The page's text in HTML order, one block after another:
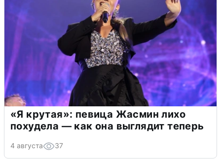
«Я крутая»: певица Жасмин лихо
похудела — как она выглядит теперь
4 августа 37